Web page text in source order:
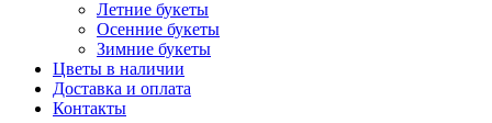
Летние букеты
Осенние букеты
Зимние букеты
Цветы в наличии
Доставка и оплата
Контакты